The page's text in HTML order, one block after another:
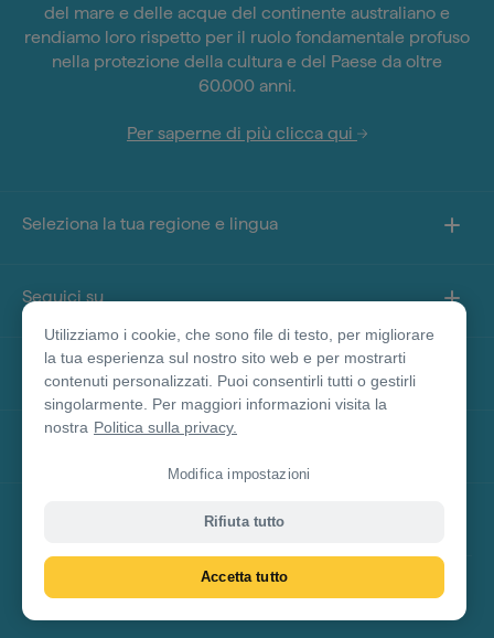
del mare e delle acque del continente australiano e
rendiamo loro rispetto per il ruolo fondamentale profuso
nella protezione della cultura e del Paese da oltre
60.000 anni.
Per saperne di più clicca qui
Seleziona la tua regione e lingua
Seguici su
Informazioni sul sito
Utilizziamo i cookie, che sono file di testo, per migliorare
la tua esperienza sul nostro sito web e per mostrarti
contenuti personalizzati. Puoi consentirli tutti o gestirli
singolarmente. Per maggiori informazioni visita la
nostra Politica sulla privacy.
Accetta tutto
Rifiuta tutto
Modifica impostazioni